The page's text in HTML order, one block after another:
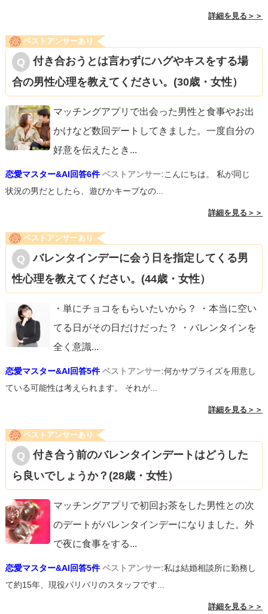
詳細を見る＞＞
ベストアンサーあり
付き合おうとは言わずにハグやキスをする場
合の男性心理を教えてください。(30歳・女性）
マッチングアプリで出会った男性と食事やお出
かけなど数回デートしてきました。一度自分の
好意を伝えたとき ...
恋愛マスター&AI回答6件 ベストアンサー:こんにちは。 私が同じ
状況の男だとしたら、遊びかキープなの...
詳細を見る＞＞
ベストアンサーあり
バレンタインデーに会う日を指定してくる男
性心理を教えてください。(44歳・女性）
・単にチョコをもらいたいから？ ・本当に空い
てる日がその日だけだった？ ・バレンタインを
全く意識...
恋愛マスター&AI回答5件 ベストアンサー:何かサプライズを用意し
ている可能性は考えられます。 それが...
詳細を見る＞＞
ベストアンサーあり
付き合う前のバレンタインデートはどうした
ら良いでしょうか？(28歳・女性）
マッチングアプリで初回お茶をした男性との次
のデートがバレンタインデーになりました。外
で夜に食事をする...
恋愛マスター&AI回答5件 ベストアンサー:私は結婚相談所に勤務し
て約15年、現役バリバリのスタッフです...
詳細を見る＞＞